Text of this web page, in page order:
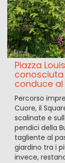
Piazza
conduce
Percorso
Cuore, il
scalinate e
pendici della
tagliente al
giardino tra i
invece,